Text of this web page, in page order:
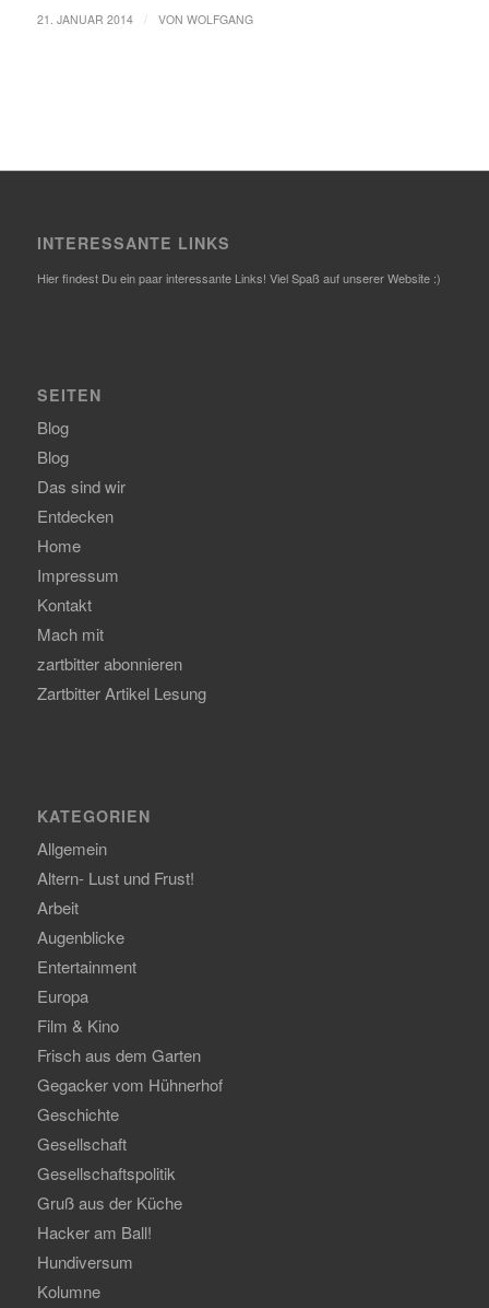
21. JANUAR 2014 VON WOLFGANG
INTERESSANTE LINKS
Hier findest Du ein paar interessante Links! Viel Spaß auf unserer Website :)
SEITEN
Blog
Blog
Das sind wir
Entdecken
Home
Impressum
Kontakt
Mach mit
zartbitter abonnieren
Zartbitter Artikel Lesung
KATEGORIEN
Allgemein
Altern- Lust und Frust!
Arbeit
Augenblicke
Entertainment
Europa
Film & Kino
Frisch aus dem Garten
Gegacker vom Hühnerhof
Geschichte
Gesellschaft
Gesellschaftspolitik
Gruß aus der Küche
Hacker am Ball!
Hundiversum
Kolumne